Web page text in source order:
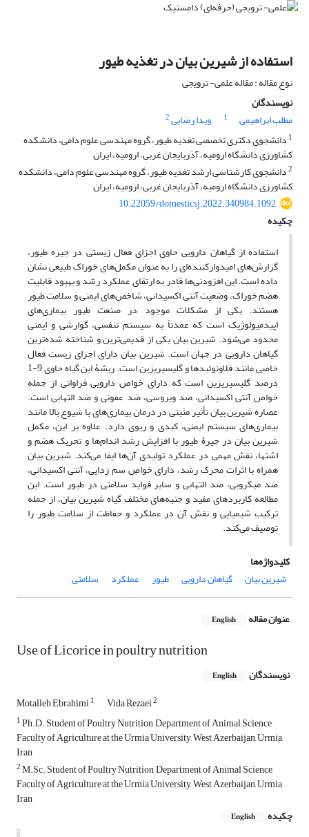
استفاده از شیرین بیان در تغذیه طیور
نوع مقاله : مقاله علمی- ترویجی
نویسندگان
مطلب ابراهیمی
1 ویدا رضایی2
1 دانشجوی دکتری تخصصی تغذیه طیور، گروه مهندسی علوم دامی، دانشکده
کشاورزی دانشگاه ارومیه، آذربایجان غربی، ارومیه، ایران
2دانشجوی کارشناسی ارشد تغذیه طیور، گروه مهندسی علوم دامی، دانشکده
کشاورزی دانشگاه ارومیه، آذربایجان غربی، ارومیه، ایران
10.22059/domesticsj.2022.340984.1092
چکیده
استفاده از گیاهان دارویی حاوی اجزای فعال زیستی در جیره طیور،
گزارش‌های امیدوارکننده‌ای را به عنوان مکمل‌های خوراک طبیعی نشان
داده است. این افزودنی‌ها قادر به ارتقای عملکرد رشد و بهبود قابلیت
هضم خوراک، وضعیت آنتی اکسیدانی، شاخص‌های ایمنی و سلامت طیور
هستند. یکی از مشکلات موجود در صنعت طیور بیماری‌های
اپیدمیولوژیک است که عمدتاً به سیستم تنفسی، گوارشی و ایمنی
محدود می‌شود. شیرین بیان یکی از قدیمی‌ترین و شناخته شده‌ترین
گیاهان دارویی در جهان است. شیرین بیان دارای اجزای زیست فعال
خاصی مانند فلاونوئیدها و گلیسیریزین است. ریشۀ این گیاه حاوی 9-1
درصد گلیسیریزین است که دارای خواص دارویی فراوانی از جمله
خواص آنتی اکسیدانی، ضد ویروسی، ضد عفونی و ضد التهابی است.
عصاره شیرین بیان تأثیر مثبتی در درمان بیماری‌های با شیوع بالا مانند
بیماری‌های سیستم ایمنی، کبدی و ریوی دارد. علاوه بر این، مکمل
شیرین بیان در جیرۀ طیور با افزایش رشد اندام‌ها و تحریک هضم و
اشتها، نقش مهمی در عملکرد تولیدی آن‌ها ایفا می‌کند. شیرین بیان
همراه با اثرات محرک رشد، دارای خواص سم زدایی، آنتی اکسیدانی،
ضد میکروبی، ضد التهابی و سایر فواید سلامتی در طیور است. این
مطالعه کاربردهای مفید و جنبه‌های مختلف گیاه شیرین بیان، از جمله
ترکیب شیمیایی و نقش آن در عملکرد و حفاظت از سلامت طیور را
توصیف می‌کند.
کلیدواژه‌ها
شیرین بیان
گیاهان دارویی طیور عملکرد سلامتی
عنوان مقاله English
Use of Licorice in poultry nutrition
نویسندگان English
Motalleb Ebrahimi1 Vida Rezaei2
1Ph.D. Student of Poultry Nutrition, Department of Animal Science,
Faculty of Agriculture at the Urmia University, West Azerbaijan, Urmia,
Iran
2M.Sc. Student of Poultry Nutrition, Department of Animal Science,
Faculty of Agriculture at the Urmia University, West Azerbaijan, Urmia,
Iran
چکیده
English